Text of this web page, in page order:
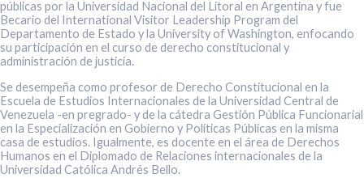
públicas por la Universidad Nacional del Litoral en Argentina y fue
Becario del International Visitor Leadership Program del
Departamento de Estado y la University of Washington, enfocando
su participación en el curso de derecho constitucional y
administración de justicia.
Se desempeña como profesor de Derecho Constitucional en la
Escuela de Estudios Internacionales de la Universidad Central de
Venezuela -en pregrado- y de la cátedra Gestión Pública Funcionarial
en la Especialización en Gobierno y Políticas Públicas en la misma
casa de estudios. Igualmente, es docente en el área de Derechos
Humanos en el Diplomado de Relaciones internacionales de la
Universidad Católica Andrés Bello.